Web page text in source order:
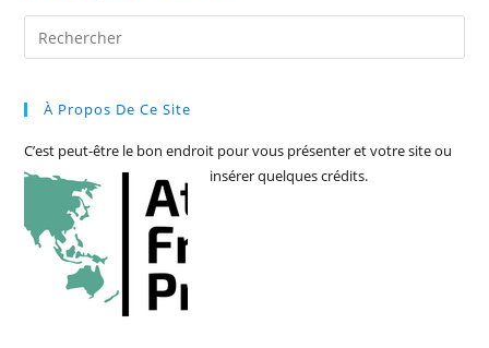
À Propos De Ce Site
C’est peut-être le bon endroit pour vous présenter et votre site ou
insérer quelques crédits.